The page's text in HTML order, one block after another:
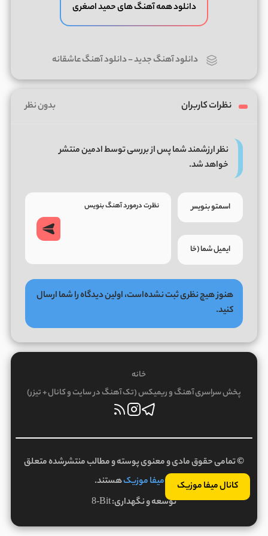
کانال میفا موزیک
دانلود همه آهنگ های حمید اصغری
دانلود آهنگ جدید-دانلود آهنگ عاشقانه
نظرات کاربران بدون نظر
نظر ارزشمند شما پس از بررسی توسط ادمین منتشر
خواهد شد.
هنوز هیچ نظری ثبت نشده‌است، اولین دیدگاه را شما ارسال
کنید.
خانه
پخش سراسری آهنگ و ریمیکس (تک آهنگ در سایت و کانال + تیزر)
© تمامی حقوق مادی و معنوی پوسته و مطالب منتشرشده متعلق
بهمیفا موزیکهستند.
توسعه و نگهداری:8-Bit